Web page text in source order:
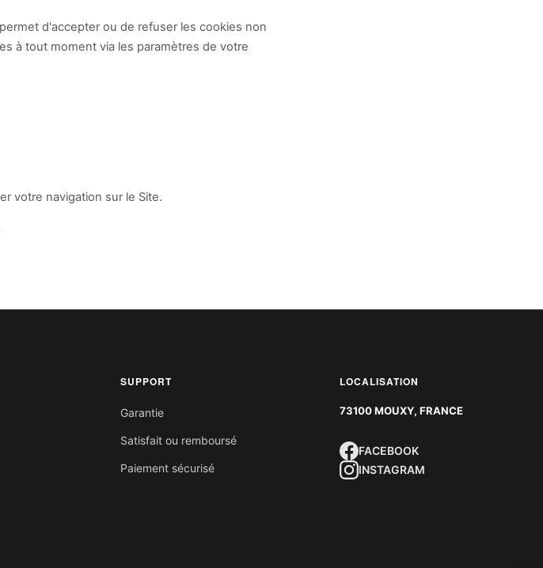
d'accepter ou de refuser les cookies non
à tout moment via les paramètres de votre
votre navigation sur le Site.
SUPPORT
Garantie
Satisfait ou remboursé
Paiement sécurisé
LOCALISATION
73100 MOUXY, FRANCE
FACEBOOK
INSTAGRAM